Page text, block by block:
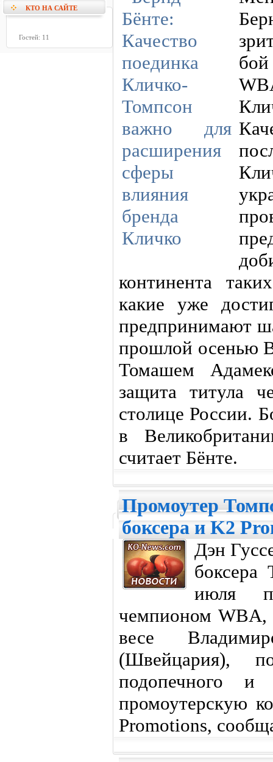
КТО НА САЙТЕ
Гостей: 11
континента
какие уже
предпринимают
прошлой осенью
Томашем
защита титула
столице России.
в
считает Бёнте.
Промоутер
боксера и K2
Дэн
боксера
июля
чемпионом WBA,
весе
(Швейцария),
подопечного и
промоутерскую
Promotions,